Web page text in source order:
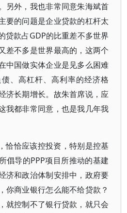
另外，我也非常同意朱海斌首
要的问题是企业贷款的杠杆太
贷款占GDP的比重差不多世界
差不多是世界最高的，这两个
中国做实体企业是见多么困难
、高杠杆、高利率的经济格
济长期增长。故朱首席说，应
我都非常同意，也是我几年我
恰恰应该控投资，特别是控基
倡导的PPP项目所推动的基建
济和政治体制安排中，政府要
你商业银行怎么能不给贷款？
就控制不了银行贷款，就只会